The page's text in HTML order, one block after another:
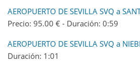
AEROPUERTO DE SEVILLA SVQ a
Precio: 95.00 € - Duración: 0:59
AEROPUERTO DE SEVILLA SVQ a
Duración: 1:01